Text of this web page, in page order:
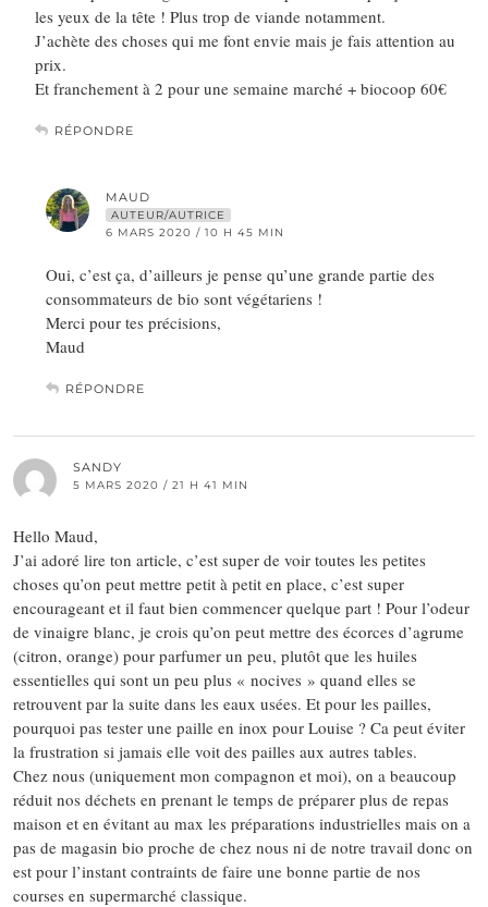
les yeux de la tête ! Plus trop de viande notamment.
J’achète des choses qui me font envie mais je fais attention au
prix.
Et franchement à 2 pour une semaine marché + biocoop 60€
RÉPONDRE
MAUD
AUTEUR/AUTRICE
6 MARS 2020 / 10 H 45 MIN
Oui, c’est ça, d’ailleurs je pense qu’une grande partie des
consommateurs de bio sont végétariens !
Merci pour tes précisions,
Maud
RÉPONDRE
SANDY
5 MARS 2020 / 21 H 41 MIN
Hello Maud,
J’ai adoré lire ton article, c’est super de voir toutes les petites
choses qu’on peut mettre petit à petit en place, c’est super
encourageant et il faut bien commencer quelque part ! Pour l’odeur
de vinaigre blanc, je crois qu’on peut mettre des écorces d’agrume
(citron, orange) pour parfumer un peu, plutôt que les huiles
essentielles qui sont un peu plus « nocives » quand elles se
retrouvent par la suite dans les eaux usées. Et pour les pailles,
pourquoi pas tester une paille en inox pour Louise ? Ca peut éviter
la frustration si jamais elle voit des pailles aux autres tables.
Chez nous (uniquement mon compagnon et moi), on a beaucoup
réduit nos déchets en prenant le temps de préparer plus de repas
maison et en évitant au max les préparations industrielles mais on a
pas de magasin bio proche de chez nous ni de notre travail donc on
est pour l’instant contraints de faire une bonne partie de nos
courses en supermarché classique.